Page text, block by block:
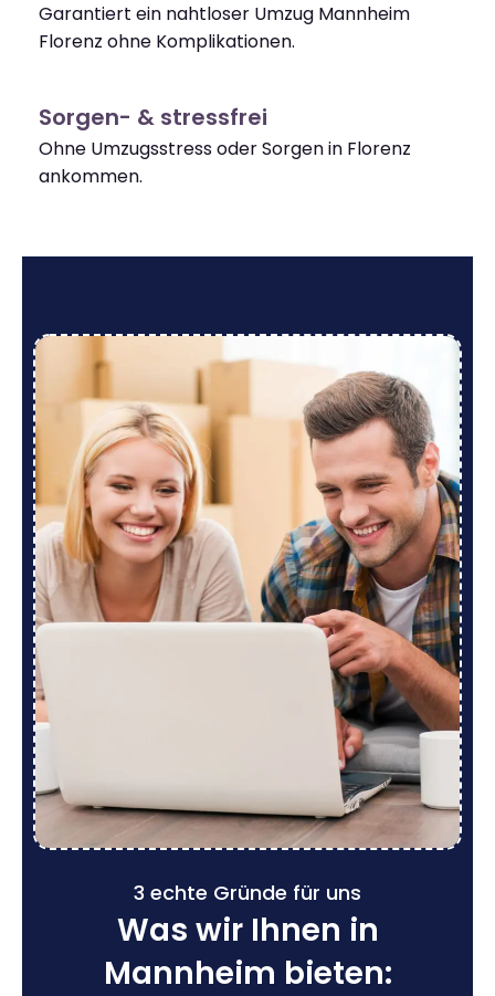
Garantiert ein nahtloser Umzug Mannheim
Florenz ohne Komplikationen.
Sorgen- & stressfrei
Ohne Umzugsstress oder Sorgen in Florenz
ankommen.
3 echte Gründe für uns
Was wir Ihnen in
Mannheim bieten: